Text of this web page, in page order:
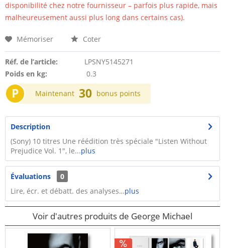
disponibilité chez notre fournisseur – parfois plus rapide, mais
malheureusement aussi plus long dans certains cas).
Mémoriser Coter
Réf. de l’article:
LPSNY5145271
Poids en kg:
0.3
P Maintenant 30 bonus points
Description
(Sony) 10 titres Une réédition très spéciale "Listen Without
Prejudice Vol. 1", le...plus
Évaluations
0
Lire, écr. et débatt. des analyses…plus
Voir d'autres produits de George Michael